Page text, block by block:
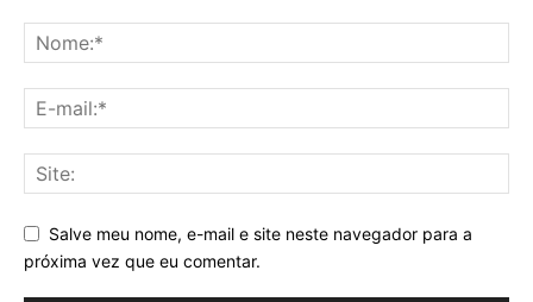
Salve meu nome, e-mail e site neste navegador para a
próxima vez que eu comentar.